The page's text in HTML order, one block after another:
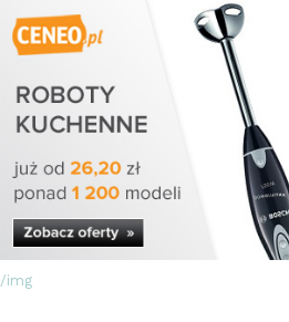
/img